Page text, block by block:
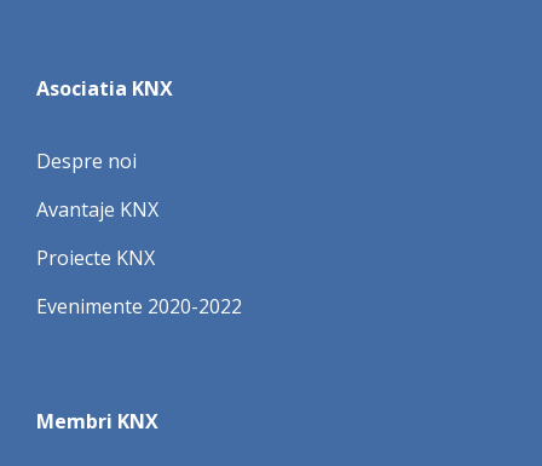
Asociatia KNX
Despre noi
Avantaje KNX
Proiecte KNX
Evenimente 2020-2022
Membri KNX